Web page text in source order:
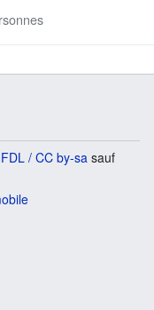
/ CC by-sa sauf